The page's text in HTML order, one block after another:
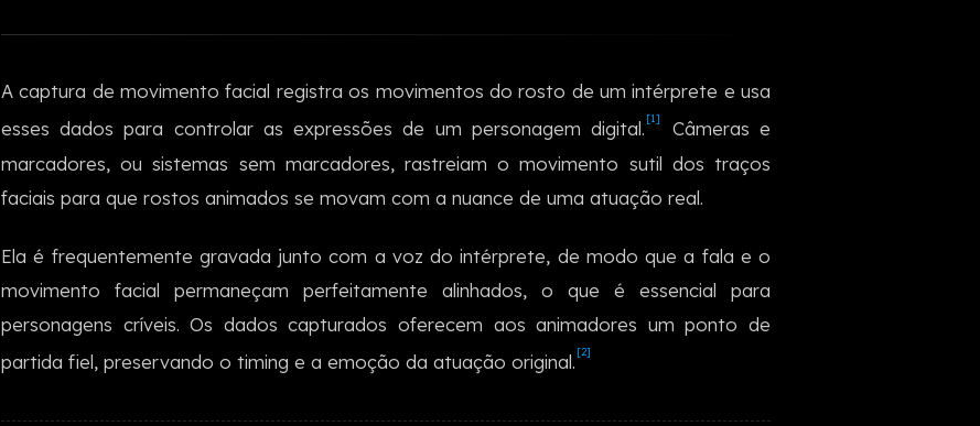
A captura de movimento facial registra os movimentos do rosto de um intérprete e usa
esses dados para controlar as expressões de um personagem digital. [1]
Câmeras e
marcadores, ou sistemas sem marcadores, rastreiam o movimento sutil dos traços
faciais para que rostos animados se movam com a nuance de uma atuação real.
Ela é frequentemente gravada junto com a voz do intérprete, de modo que a fala e o
movimento facial permaneçam perfeitamente alinhados, o que é essencial para
personagens críveis. Os dados capturados oferecem aos animadores um ponto de
partida fiel, preservando o timing e a emoção da atuação original. [2]